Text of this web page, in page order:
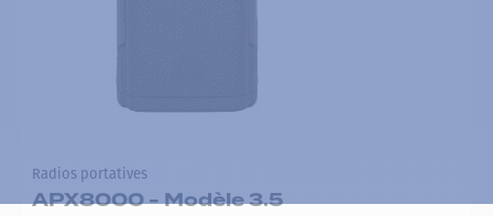
Radios portatives
APX8000 - Modèle 3.5